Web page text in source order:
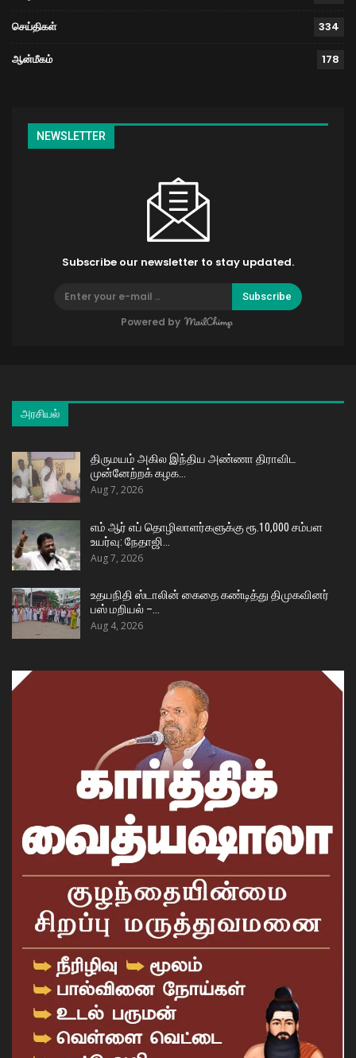
செய்திகள் 334
ஆன்மீகம் 178
NEWSLETTER
Subscribe our newsletter to stay updated.
Subscribe
Powered by
அரசியல்
திருமயம் அகில இந்திய அண்ணா திராவிட
முன்னேற்றக் கழக…
Aug 7, 2026
எம் ஆர் எப் தொழிலாளர்களுக்கு ரூ.10,000 சம்பள
உயர்வு: நேதாஜி…
Aug 7, 2026
உதயநிதி ஸ்டாலின் கைதை கண்டித்து திமுகவினர்
பஸ் மறியல் –…
Aug 4, 2026